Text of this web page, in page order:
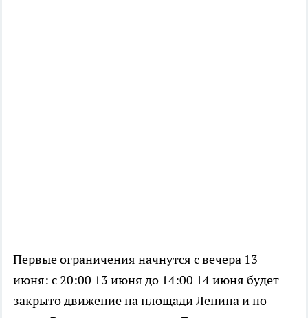
Первые ограничения начнутся с вечера 13
июня: с 20:00 13 июня до 14:00 14 июня будет
закрыто движение на площади Ленина и по